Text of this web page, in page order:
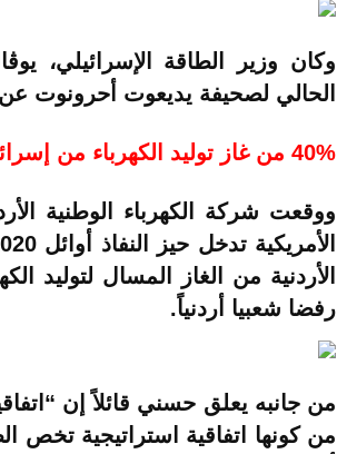
وكان وزير الطاقة الإسرائيلي،
الحالي لصحيفة يديعوت أحرونوت
40% من غاز توليد الكهرباء من إسرائيل
الأردنية من الغاز المسال لتوليد
رفضا شعبيا أردنياً.
من جانبه يعلق حسني قائلاً إن
من كونها اتفاقية استراتيجية تخص